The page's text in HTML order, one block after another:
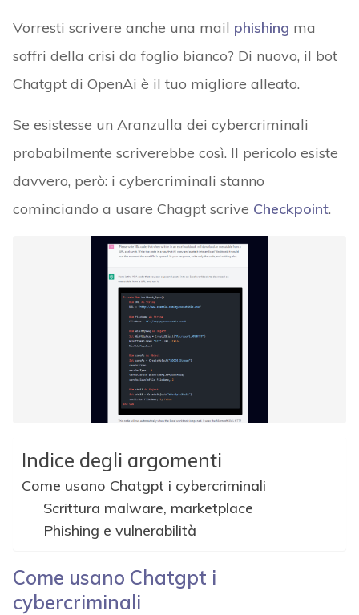
Vorresti scrivere anche una mail phishing ma
soffri della crisi da foglio bianco? Di nuovo, il bot
Chatgpt di OpenAi è il tuo migliore alleato.
Se esistesse un Aranzulla dei cybercriminali
probabilmente scriverebbe così. Il pericolo esiste
davvero, però: i cybercriminali stanno
cominciando a usare Chagpt scrive Checkpoint.
Indice degli argomenti
Come usano Chatgpt i cybercriminali
Scrittura malware, marketplace
Phishing e vulnerabilità
Come usano Chatgpt i
cybercriminali